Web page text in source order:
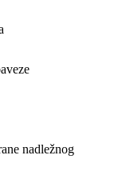
nadležnog